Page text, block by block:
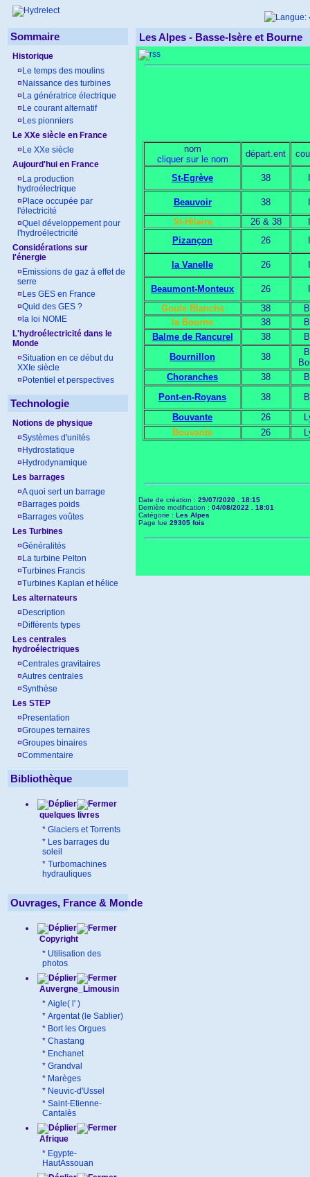
Sommaire
Historique
¤ Le temps des moulins
¤ Naissance des turbines
¤ La génératrice électrique
¤ Le courant alternatif
¤ Les pionniers
Le XXe siècle en France
¤ Le XXe siècle
Aujourd'hui en France
¤ La production
hydroélectrique
¤ Place occupée par
l'électricité
¤Quel développement pour
l'hydroélectricité
Considérations sur
l'énergie
¤ Emissions de gaz à effet de
serre
¤ Les GES en France
¤Quid des GES ?
¤ la loi NOME
L'hydroélectricité dans le
Monde
¤Situation en ce début du
XXIe siècle
¤ Potentiel et perspectives
Technologie
Notions de physique
¤Systèmes d'unités
¤ Hydrostatique
¤ Hydrodynamique
Les barrages
¤A quoi sert un barrage
¤ Barrages poids
¤ Barrages voûtes
Les Turbines
¤Généralités
¤ La turbine Pelton
¤Turbines Francis
¤Turbines Kaplan et hélice
Les alternateurs
¤ Description
¤ Différents types
Les centrales
hydroélectriques
¤Centrales gravitaires
¤Autres centrales
¤Synthèse
Les STEP
¤ Presentation
¤Groupes ternaires
¤Groupes binaires
¤Commentaire
Bibliothèque
quelques livres
* Glaciers et Torrents
* Les barrages du
soleil
* Turbomachines
hydrauliques
Ouvrages, France & Monde
Copyright
* Utilisation des
photos
Auvergne_Limousin
* Aigle( l' )
* Argentat (le Sablier)
* Bort les Orgues
* Chastang
* Enchanet
* Grandval
* Marèges
* Neuvic-d'Ussel
* Saint-Etienne-
Cantalès
Afrique
* Egypte-
HautAssouan
Les Alpes - Basse-Isère et Bourne
nom
cliquer sur le nom
départ.ent
St-Egrève 38
Beauvoir 38
St-Hilaire
26 & 38
Pizançon
26
la Vanelle 26
Beaumont-Monteux 26
Goule Blanche
38
la Bourne
38
Balme de Rancurel
38
Bournillon
38
Choranches
38
Pont-en-Royans
38
Bouvante
26
Bouvante
26
Date de création : 29/07/2020 . 18:15
Dernière modification : 04/08/2022 . 18:01
Catégorie : Les Alpes
Page lue 29305 fois